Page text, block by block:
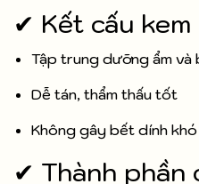
✔ Kết cấu
Tập trung dưỡng ẩm và
Dễ tán, thẩm thấu tốt
Không gây bết dính khó
✔ Thành phần